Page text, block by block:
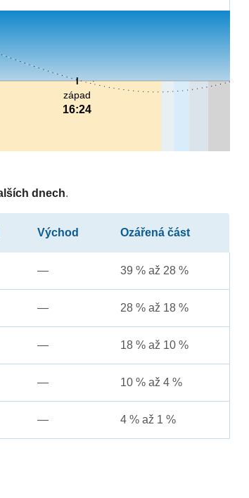
západ
16:24
dnech.
Východ Ozářená část
— 39 % až 28 %
— 28 % až 18 %
— 18 % až 10 %
— 10 % až 4 %
— 4 % až 1 %